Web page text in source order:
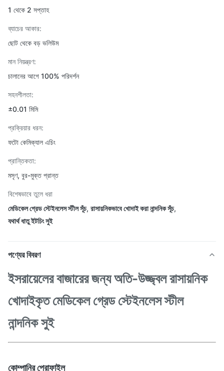
1 থেকে 2 সপ্তাহ
ব্যাচের আকার:
ছোট থেকে বড় ভলিউম
মান নিয়ন্ত্রণ:
চালানের আগে 100% পরিদর্শন
সহনশীলতা:
±0.01 মিমি
প্রক্রিয়ার ধরন:
ফটো কেমিক্যাল এচিং
প্রান্তিকতা:
মসৃণ, বুর-মুক্ত প্রান্ত
বিশেষভাবে তুলে ধরা
মেডিকেল গ্রেড স্টেইনলেস স্টীল সূঁচ, রাসায়নিকভাবে খোদাই করা নান্দনিক সূঁচ,
যথার্থ ধাতু ইটচিং সুই
পণ্যের বিবরণ
ইসরায়েলের বাজারের জন্য অতি-উজ্জ্বল রাসায়নিক
খোদাইকৃত মেডিকেল গ্রেড স্টেইনলেস স্টীল
নান্দনিক সুই
কোম্পানির প্রোফাইল